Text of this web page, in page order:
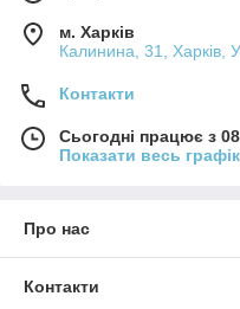
м. Харків
Калинина, 31, Харків,
Контакти
Сьогодні працює з
Показати весь
Про нас
Контакти